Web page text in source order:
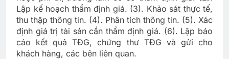
Lập kế hoạch thẩm định giá. (3). Khảo sát thực tế,
thu thập thông tin. (4). Phân tích thông tin. (5). Xác
định giá trị tài sản cần thẩm định giá. (6). Lập báo
cáo kết quả TĐG, chứng thư TĐG và gửi cho
khách hàng, các bên liên quan.